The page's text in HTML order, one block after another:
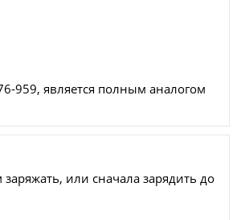
959, является полным аналогом
или сначала зарядить до